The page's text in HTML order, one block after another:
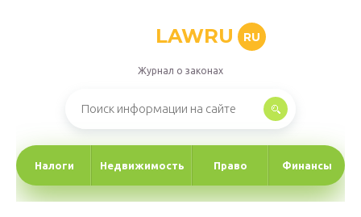
LAWRU RU
Журнал о законах
Налоги Недвижимость Право Финансы